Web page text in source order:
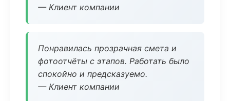
— Клиент компании
Понравилась прозрачная смета и
фотоотчёты с этапов. Работать было
спокойно и предсказуемо.
— Клиент компании